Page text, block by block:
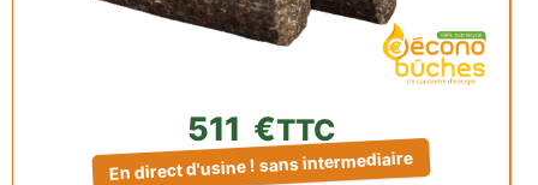
511 €TTC
En direct d'usine ! sans intermediaire